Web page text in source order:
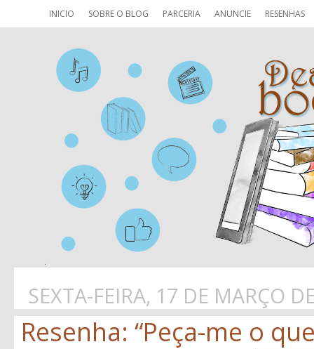
INICIO SOBRE O BLOG PARCERIA ANUNCIE RESENHAS
SEXTA-FEIRA, 17 DE MARÇO
Resenha: “Peça-me o